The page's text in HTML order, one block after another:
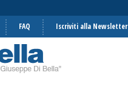
FAQ Iscriviti alla Newsletter